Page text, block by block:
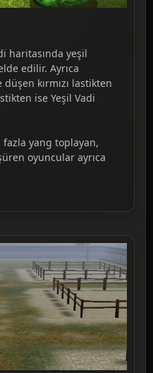
haritasında yeşil
edilir. Ayrıca
kırmızı lastikten
ise Yeşil Vadi
yang toplayan,
oyuncular ayrıca